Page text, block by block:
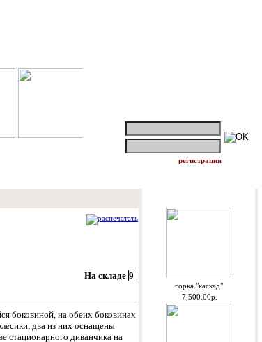
регистрация
На складе 9
боковиной, на обеих боковинах
два из них оснащены
стационарного диванчика на
горкa "каскад"
7,500.00р.